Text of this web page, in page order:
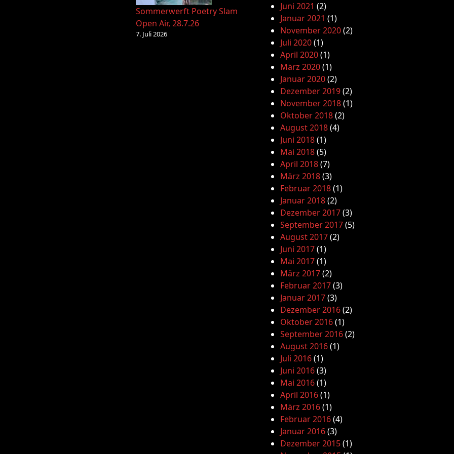
Sommerwerft Poetry Slam
Open Air, 28.7.26
7. Juli 2026
Juni 2021 (2)
Januar 2021 (1)
November 2020(2)
Juli 2020(1)
April 2020(1)
März 2020(1)
Januar 2020(2)
Dezember 2019(2)
November 2018(1)
Oktober 2018(2)
August 2018(4)
Juni 2018(1)
Mai 2018(5)
April 2018(7)
März 2018(3)
Februar 2018(1)
Januar 2018(2)
Dezember 2017(3)
September 2017(5)
August 2017(2)
Juni 2017(1)
Mai 2017(1)
März 2017(2)
Februar 2017(3)
Januar 2017(3)
Dezember 2016(2)
Oktober 2016(1)
September 2016(2)
August 2016(1)
Juli 2016(1)
Juni 2016(3)
Mai 2016(1)
April 2016(1)
März 2016(1)
Februar 2016(4)
Januar 2016(3)
Dezember 2015(1)